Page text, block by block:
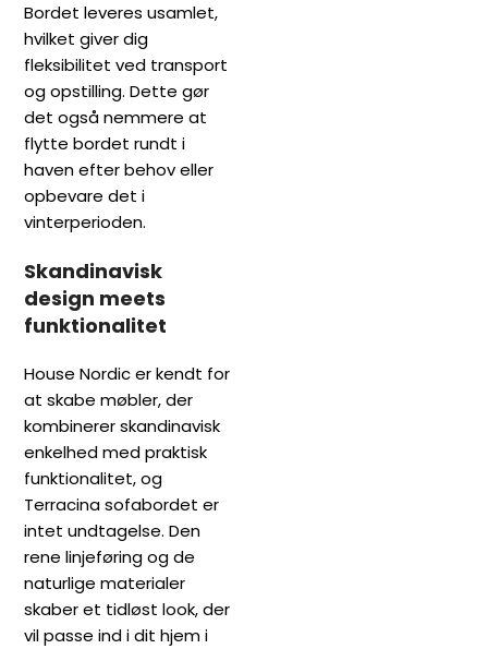
Bordet leveres usamlet,
hvilket giver dig
fleksibilitet ved transport
og opstilling. Dette gør
det også nemmere at
flytte bordet rundt i
haven efter behov eller
opbevare det i
vinterperioden.
Skandinavisk
design meets
funktionalitet
House Nordic er kendt for
at skabe møbler, der
kombinerer skandinavisk
enkelhed med praktisk
funktionalitet, og
Terracina sofabordet er
intet undtagelse. Den
rene linjeføring og de
naturlige materialer
skaber et tidløst look, der
vil passe ind i dit hjem i